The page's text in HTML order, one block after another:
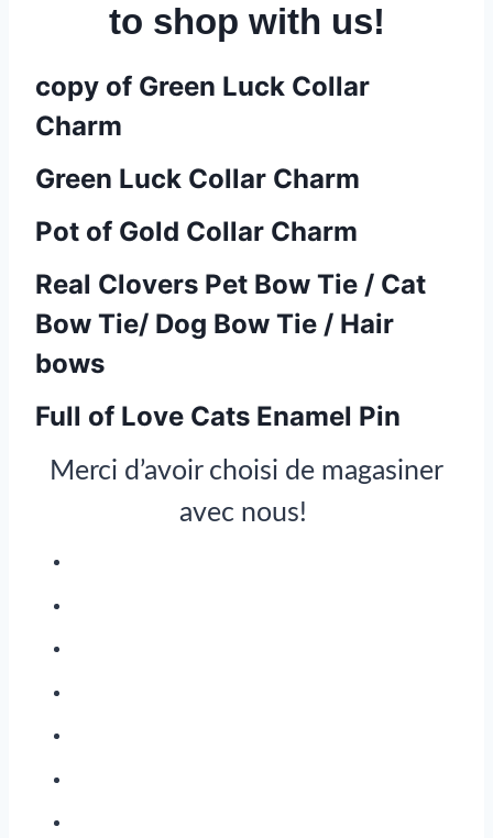
to shop with us!
copy of Green Luck Collar
Charm
Green Luck Collar Charm
Pot of Gold Collar Charm
Real Clovers Pet Bow Tie / Cat
Bow Tie/ Dog Bow Tie / Hair
bows
Full of Love Cats Enamel Pin
Merci d’avoir choisi de magasiner
avec nous!